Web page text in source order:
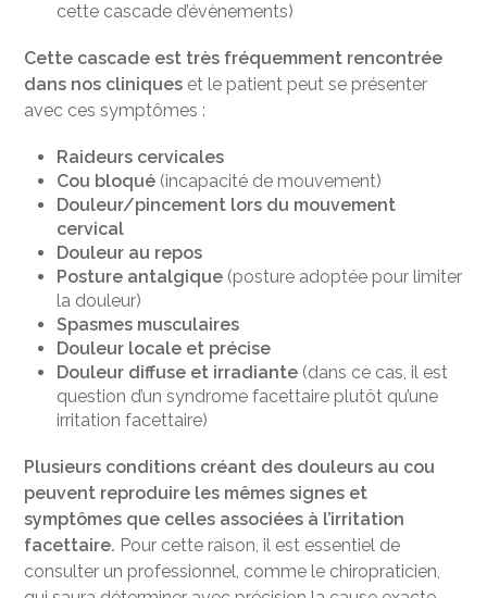
cette cascade d’évènements)
Cette cascade est très fréquemment rencontrée
dans nos cliniques et le patient peut se présenter
avec ces symptômes :
Raideurs cervicales
Cou bloqué (incapacité de mouvement)
Douleur/pincement lors du mouvement
cervical
Douleur au repos
Posture antalgique (posture adoptée pour limiter
la douleur)
Spasmes musculaires
Douleur locale et précise
Douleur diffuse et irradiante (dans ce cas, il est
question d’un syndrome facettaire plutôt qu’une
irritation facettaire)
Plusieurs conditions créant des douleurs au cou
peuvent reproduire les mêmes signes et
symptômes que celles associées à l’irritation
facettaire. Pour cette raison, il est essentiel de
consulter un professionnel, comme le chiropraticien,